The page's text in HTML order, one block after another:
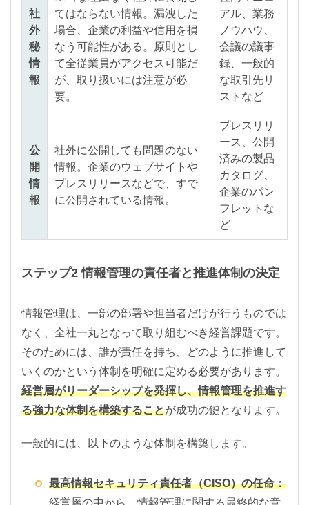
社
外
秘
情
報
てはならない情報。漏洩した
場合、企業の利益や信用を損
なう可能性がある。原則とし
て全従業員がアクセス可能だ
が、取り扱いには注意が必
要。
アル、業務
ノウハウ、
会議の議事
録、一般的
な取引先リ
ストなど
公
開
情
報
社外に公開しても問題のない
情報。企業のウェブサイトや
プレスリリースなどで、すで
に公開されている情報。
プレスリリ
ース、公開
済みの製品
カタログ、
企業のパン
フレットな
ど
ステップ2 情報管理の責任者と推進体制の決定
情報管理は、一部の部署や担当者だけが行うものでは
なく、全社一丸となって取り組むべき経営課題です。
そのためには、誰が責任を持ち、どのように推進して
いくのかという体制を明確に定める必要があります。
経営層がリーダーシップを発揮し、情報管理を推進す
る強力な体制を構築することが成功の鍵となります。
一般的には、以下のような体制を構築します。
最高情報セキュリティ責任者（CISO）の任命：
経営層の中から、情報管理に関する最終的な意